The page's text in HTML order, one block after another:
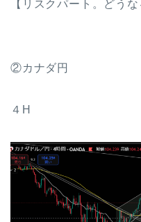
【リスクパート。どう
②カナダ円
４H